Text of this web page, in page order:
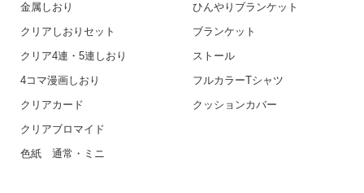
金属しおり
クリアしおりセット
クリア4連・5連しおり
4コマ漫画しおり
クリアカード
クリアブロマイド
色紙 通常・ミニ
ひんやりブランケット
ブランケット
ストール
フルカラーTシャツ
クッションカバー